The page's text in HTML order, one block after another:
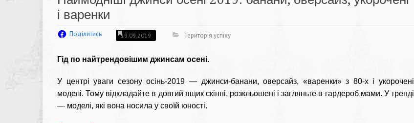
і варенки
Поділитись 19.09.2019 Територія успіху
Гід по найтрендовішим джинсам осені.
У центрі уваги сезону осінь-2019 ― джинси-банани, оверсайз, «варенки» з 80-х і укорочені
моделі. Тому відкладайте в довгий ящик скінні, розкльошені і загляньте в гардероб мами. У тренді
― моделі, які вона носила у своїй юності.